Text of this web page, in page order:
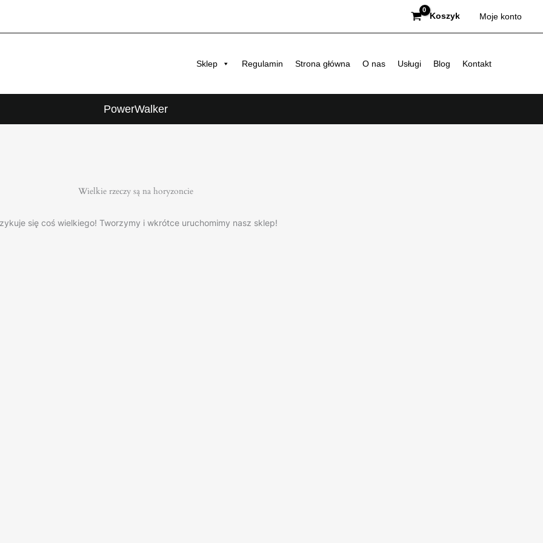
Koszyk Moje konto
Sklep Regulamin Strona główna O nas Usługi Blog Kontakt
PowerWalker
Wielkie rzeczy są na horyzoncie
się coś wielkiego! Tworzymy i wkrótce uruchomimy nasz sklep!